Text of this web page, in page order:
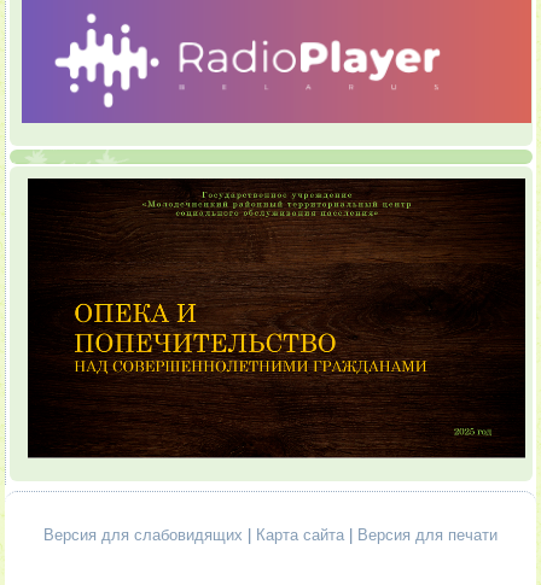
Версия для слабовидящих Карта сайта Версия для печати